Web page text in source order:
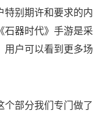
特别期许和要求的
石器时代》手游是
用户可以看到更多
分我们专门做了